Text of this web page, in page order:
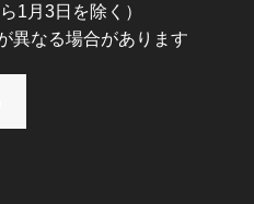
1月3日を除く）
異なる場合があります